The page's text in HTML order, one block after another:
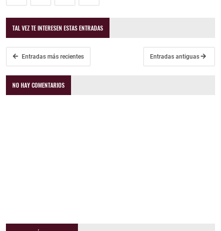
TAL VEZ TE INTERESEN ESTAS ENTRADAS
Entradas más recientes Entradas antiguas
NO HAY COMENTARIOS